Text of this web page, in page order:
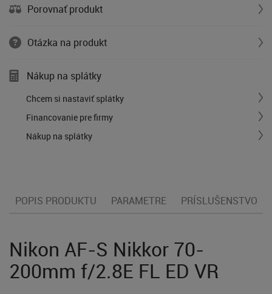
Porovnať produkt
Otázka na produkt
Nákup na splátky
Chcem si nastaviť splátky
Financovanie pre firmy
Nákup na splátky
POPIS PRODUKTU PARAMETRE PRÍSLUŠENSTVO
Nikon AF-S Nikkor 70-
200mm f/2.8E FL ED VR